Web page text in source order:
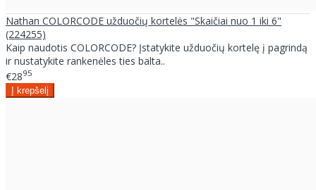
Nathan COLORCODE užduočių kortelės "Skaičiai nuo 1 iki 6"
(224255)
Kaip naudotis COLORCODE? Įstatykite užduočių kortelę į pagrindą
ir nustatykite rankenėles ties balta..
€2895